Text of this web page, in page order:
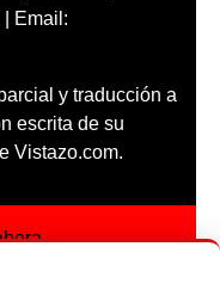
Email:
y traducción a
escrita de su
Vistazo.com.